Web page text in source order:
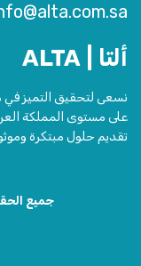
ألتا | ALTA
نسعى لتحقيق التميز
على مستوى المملكة
تقديم حلول مبتكرة
جميع